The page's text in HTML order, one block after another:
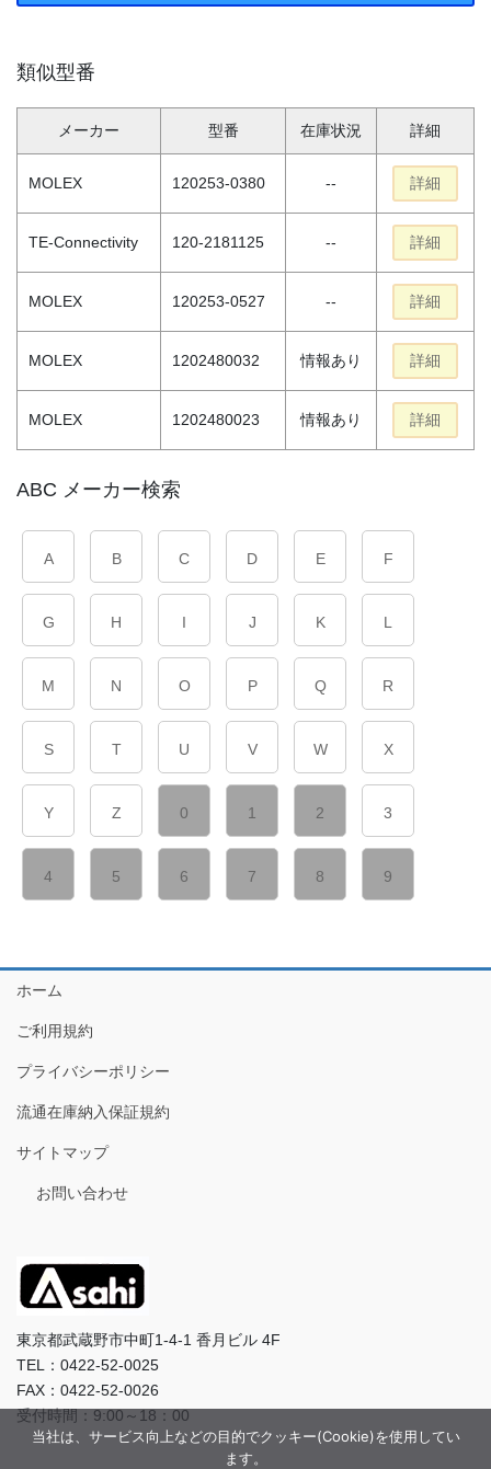
類似型番
メーカー 型番 在庫状況 詳細
MOLEX 120253-0380 -- 詳細
TE-Connectivity 120-2181125 -- 詳細
MOLEX 120253-0527 -- 詳細
MOLEX 1202480032 情報あり 詳細
MOLEX 1202480023 情報あり 詳細
ABC メーカー検索
A B C D E F
G H I J K L
M N O P Q R
S T U V W X
Y Z 0 1 2 3
4 5 6 7 8 9
ホーム
ご利用規約
プライバシーポリシー
流通在庫納入保証規約
サイトマップ
お問い合わせ
東京都武蔵野市中町1-4-1 香月ビル 4F
TEL：0422-52-0025
FAX：0422-52-0026
受付時間：9:00～18：00
当社は、サービス向上などの目的でクッキー(Cookie)を使用してい
ます。